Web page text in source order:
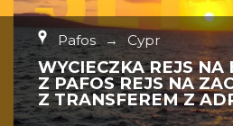
Pafos → Cypr
WYCIECZKA REJS
Z PAFOS REJS NA
Z TRANSFEREM Z